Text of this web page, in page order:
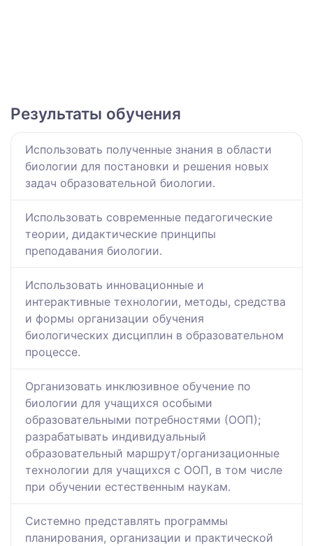
Результаты обучения
Использовать полученные знания в области
биологии для постановки и решения новых
задач образовательной биологии.
Использовать современные педагогические
теории, дидактические принципы
преподавания биологии.
Использовать инновационные и
интерактивные технологии, методы, средства
и формы организации обучения
биологических дисциплин в образовательном
процессе.
Организовать инклюзивное обучение по
биологии для учащихся особыми
образовательными потребностями (ООП);
разрабатывать индивидуальный
образовательный маршрут/организационные
технологии для учащихся с ООП, в том числе
при обучении естественным наукам.
Системно представлять программы
планирования, организации и практической